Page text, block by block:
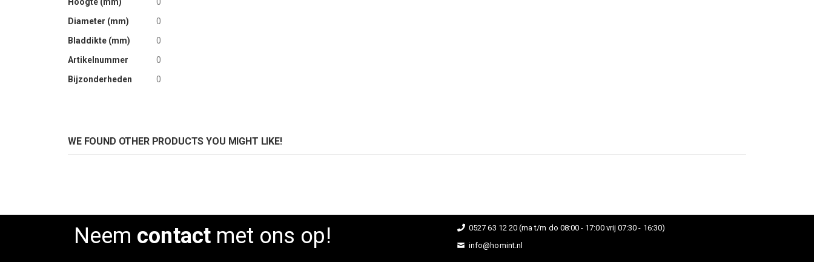
Diameter (mm)
0
Bladdikte (mm)
0
Artikelnummer
0
Bijzonderheden
0
WE FOUND OTHER PRODUCTS YOU MIGHT LIKE!
Neem contactmet ons op!
0527 63 12 20 (ma t/m do 08:00 - 17:00 vrij 07:30 - 16:30)
info@homint.nl